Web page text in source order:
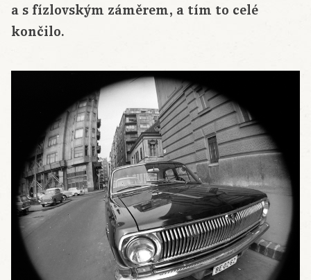
a s fízlovským záměrem, a tím to celé
končilo.